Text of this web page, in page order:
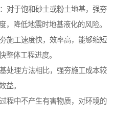
对于饱和砂土或粉土地基，强夯
，降低地震时地基液化的风险。
施工速度快，效率高，能够缩短
整体工程进度。
处理方法相比，强夯施工成本较
益。
程中不产生有害物质，对环境的